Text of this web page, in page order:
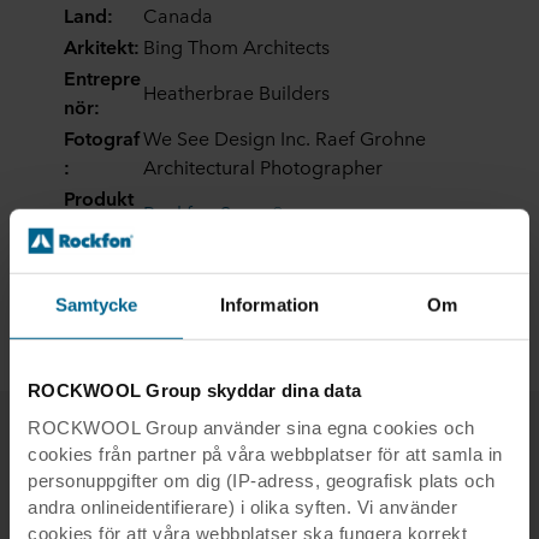
Samtycke Information Om
ROCKWOOL Group skyddar dina data
ROCKWOOL Group använder sina egna cookies och
cookies från partner på våra webbplatser för att samla in
personuppgifter om dig (IP-adress, geografisk plats och
andra onlineidentifierare) i olika syften. Vi använder
cookies för att våra webbplatser ska fungera korrekt
Land:
Canada
Arkitekt: Bing Thom Architects
Entrepre
nör:
Heatherbrae Builders
Fotograf
:
We See Design Inc. Raef Grohne
Architectural Photographer
Produkt
Rockfon Sonar®
Kant:
orlek:
600 x 600, 1200 x 600
Related case studies